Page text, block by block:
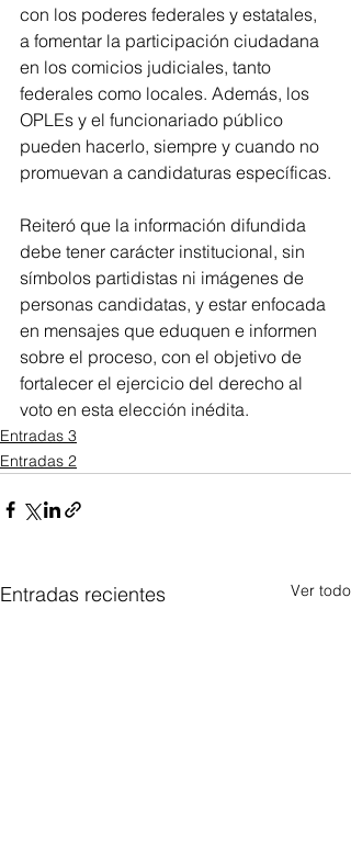
con los poderes federales y estatales,
a fomentar la participación ciudadana
en los comicios judiciales, tanto
federales como locales. Además, los
OPLEs y el funcionariado público
pueden hacerlo, siempre y cuando no
promuevan a candidaturas específicas.
Reiteró que la información difundida
debe tener carácter institucional, sin
símbolos partidistas ni imágenes de
personas candidatas, y estar enfocada
en mensajes que eduquen e informen
sobre el proceso, con el objetivo de
fortalecer el ejercicio del derecho al
voto en esta elección inédita.
Entradas 3
Entradas 2
Entradas recientes Ver todo